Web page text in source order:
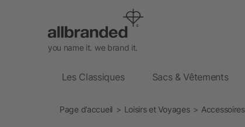
you name it. we brand it.
Les Classiques Sacs & Vêtements
Page d’accueil Loisirs et Voyages